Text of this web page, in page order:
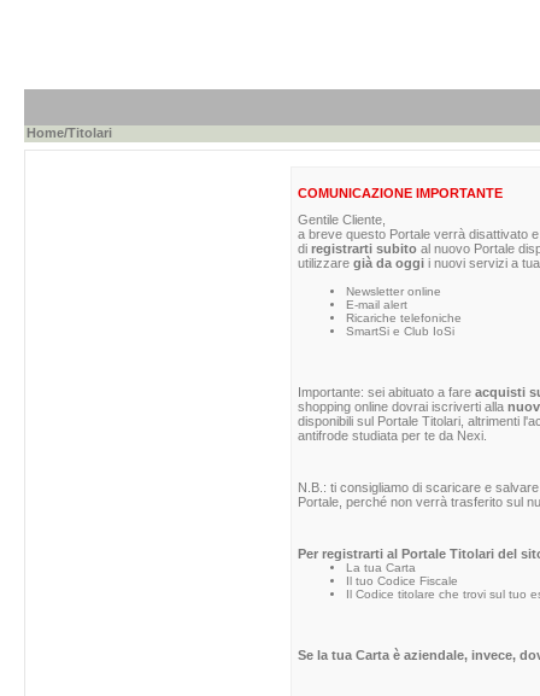
Home/Titolari
COMUNICAZIONE IMPORTANTE
Gentile Cliente,
a breve questo Portale verrà disattivato
diregistrarti subitoal nuovo Portale
utilizzare già da oggii nuovi servizi a
Newsletter online
E-mail alert
Ricariche telefoniche
SmartSi e Club IoSi
Importante: sei abituato a fare acquisti
shopping online dovrai iscriverti alla
disponibili sul Portale Titolari, altrimenti
antifrode studiata per te da Nexi.
N.B.: ti consigliamo di scaricare e
Portale, perché non verrà trasferito sul
Per registrarti al Portale Titolari del
La tua Carta
Il tuo Codice Fiscale
Il Codice titolare che trovi sul tuo
Se la tua Carta è aziendale, invece,